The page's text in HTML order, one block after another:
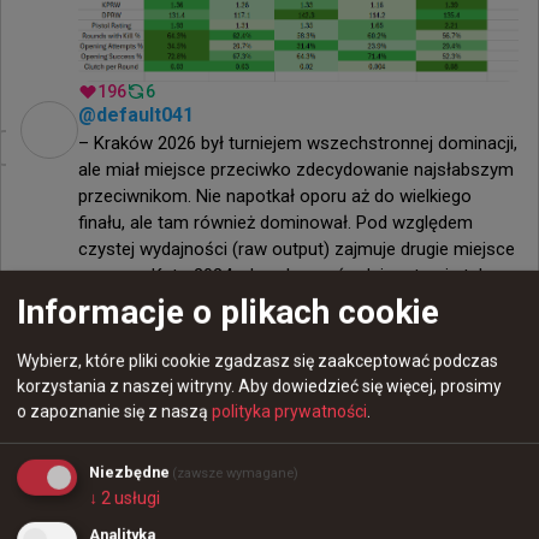
196 6
@default041
– Kraków 2026 był turniejem wszechstronnej dominacji,
ale miał miejsce przeciwko zdecydowanie najsłabszym
przeciwnikom. Nie napotkał oporu aż do wielkiego
finału, ale tam również dominował. Pod względem
czystej wydajności (raw output) zajmuje drugie miejsce
zaraz za Kato 2024, ale w bezpośrednim starciu tak
naprawdę nie ma do niego podjazdu.
25 1
@ default041
– Cologne 2025 było niesamowite w wykonaniu donka;
wykręcił on prawdopodobnie najwyższe dprw w historii
Kraków, ale przez Zweih Spirit zaliczyło sporo
wyrównanych map i kilka porażek, co zaniża rating.
18 1
Informacje o plikach cookie
Wybierz, które pliki cookie zgadzasz się zaakceptować podczas
korzystania z naszej witryny. Aby dowiedzieć się więcej, prosimy
o zapoznanie się z naszą polityka prywatności.
Niezbędne (zawsze wymagane)
↓ 2usługi
Analityka